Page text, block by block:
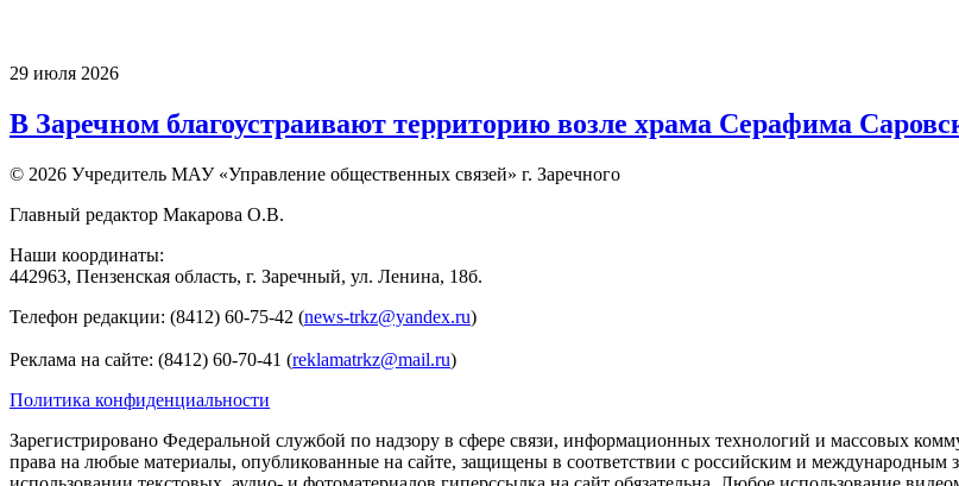
29 июля 2026
В Заречном благоустраивают территорию возле храма Серафима
© 2026 Учредитель МАУ «Управление общественных связей» г. Заречного
Главный редактор Макарова О.В.
Наши координаты:
442963, Пензенская область, г. Заречный, ул. Ленина, 18б.
Телефон редакции: (8412) 60-75-42 (news-trkz@yandex.ru)
Реклама на сайте: (8412) 60-70-41 (reklamatrkz@mail.ru)
Политика конфиденциальности
Зарегистрировано Федеральной службой по надзору в сфере связи, информационных технологий и массовых
права на любые материалы, опубликованные на сайте, защищены в соответствии с российским и международным